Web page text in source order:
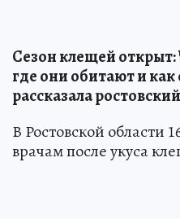
Сезон клещей открыт:
где они обитают и как
рассказала
В Ростовской области
врачам после укуса